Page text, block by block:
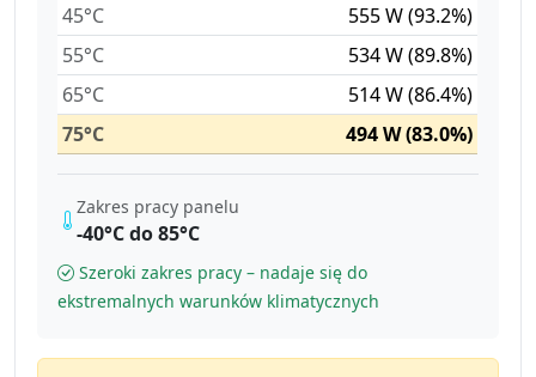
45°C
555 W (93.2%)
55°C
534 W (89.8%)
65°C
514 W (86.4%)
75°C
494 W (83.0%)
Zakres pracy panelu
-40°C do 85°C
Szeroki zakres pracy – nadaje się do
ekstremalnych warunków klimatycznych